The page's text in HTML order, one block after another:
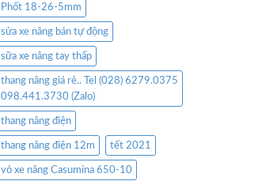
Phốt 18-26-5mm
sửa xe nâng bán tự động
sữa xe nâng tay thấp
thang nâng giá rẻ.. Tel (028) 6279.0375
098.441.3730 (Zalo)
thang nâng điện
thang nâng điện 12m tết 2021
vỏ xe nâng Casumina 650-10